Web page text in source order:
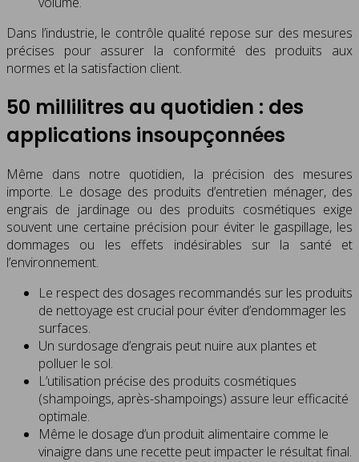
Dans l’industrie, le contrôle qualité repose sur des mesures
précises pour assurer la conformité des produits aux
normes et la satisfaction client.
50 millilitres au quotidien : des
applications insoupçonnées
Même dans notre quotidien, la précision des mesures
importe. Le dosage des produits d’entretien ménager, des
engrais de jardinage ou des produits cosmétiques exige
souvent une certaine précision pour éviter le gaspillage, les
dommages ou les effets indésirables sur la santé et
l’environnement.
Le respect des dosages recommandés sur les produits
de nettoyage est crucial pour éviter d’endommager les
surfaces.
Un surdosage d’engrais peut nuire aux plantes et
polluer le sol.
L’utilisation précise des produits cosmétiques
(shampoings, après-shampoings) assure leur efficacité
optimale.
Même le dosage d’un produit alimentaire comme le
vinaigre dans une recette peut impacter le résultat final.